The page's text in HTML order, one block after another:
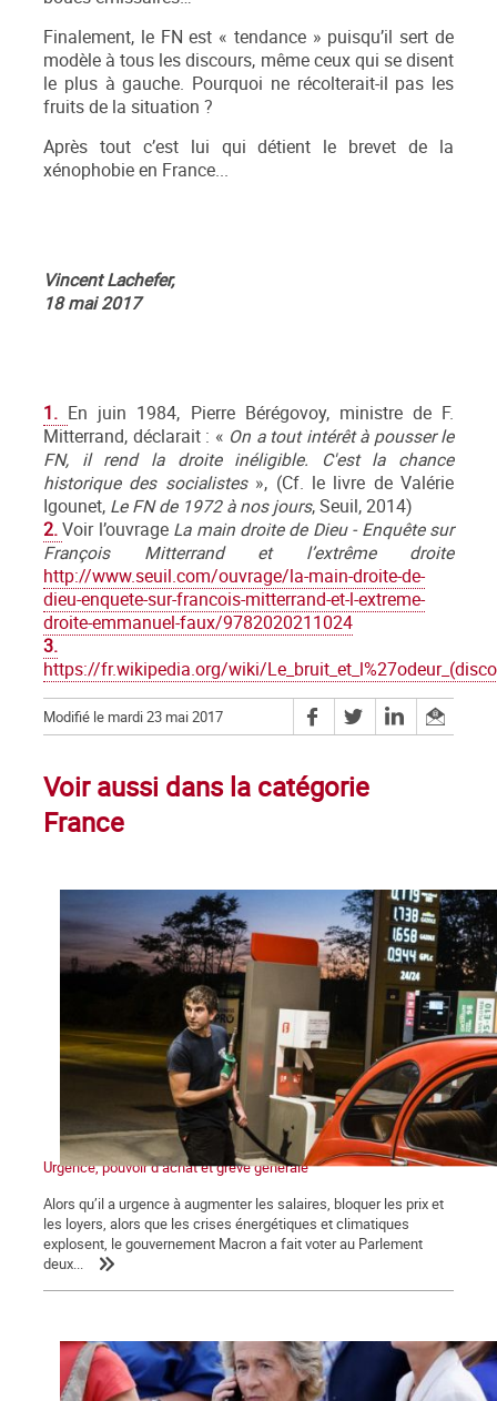
Finalement, le FN est « tendance » puisqu’il sert de
modèle à tous les discours, même ceux qui se disent
le plus à gauche. Pourquoi ne récolterait-il pas les
fruits de la situation ?
Après tout c’est lui qui détient le brevet de la
xénophobie en France...
Vincent Lachefer,
18 mai 2017
1. En juin 1984, Pierre Bérégovoy, ministre de F.
Mitterrand, déclarait : « On a tout intérêt à pousser le
FN, il rend la droite inéligible. C'est la chance
historique des socialistes », (Cf. le livre de Valérie
Igounet, Le FN de 1972 à nos jours, Seuil, 2014)
2. Voir l’ouvrage La main droite de Dieu - Enquête sur
François Mitterrand et l’extrême droite
http://www.seuil.com/ouvrage/la-main-droite-de-
dieu-enquete-sur-francois-mitterrand-et-l-extreme-
droite-emmanuel-faux/9782020211024
3.
https://fr.wikipedia.org/wiki/
Modifié le mardi 23 mai 2017
Voir aussi dans la catégorie
France
Urgence, pouvoir d’achat et grève générale
Alors qu’il a urgence à augmenter les salaires, bloquer les prix et
les loyers, alors que les crises énergétiques et climatiques
explosent, le gouvernement Macron a fait voter au Parlement
deux...